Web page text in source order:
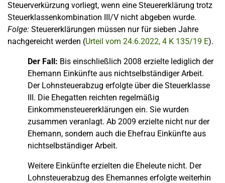
Steuerverkürzung vorliegt, wenn eine Steuererklärung trotz
Steuerklassenkombination III/V nicht abgeben wurde.
Folge: Steuererklärungen müssen nur für sieben Jahre
nachgereicht werden (Urteil vom 24.6.2022, 4 K 135/19 E).
Der Fall: Bis einschließlich 2008 erzielte lediglich der
Ehemann Einkünfte aus nichtselbständiger Arbeit.
Der Lohnsteuerabzug erfolgte über die Steuerklasse
III. Die Ehegatten reichten regelmäßig
Einkommensteuererklärungen ein. Sie wurden
zusammen veranlagt. Ab 2009 erzielte nicht nur der
Ehemann, sondern auch die Ehefrau Einkünfte aus
nichtselbständiger Arbeit.
Weitere Einkünfte erzielten die Eheleute nicht. Der
Lohnsteuerabzug des Ehemannes erfolgte weiterhin